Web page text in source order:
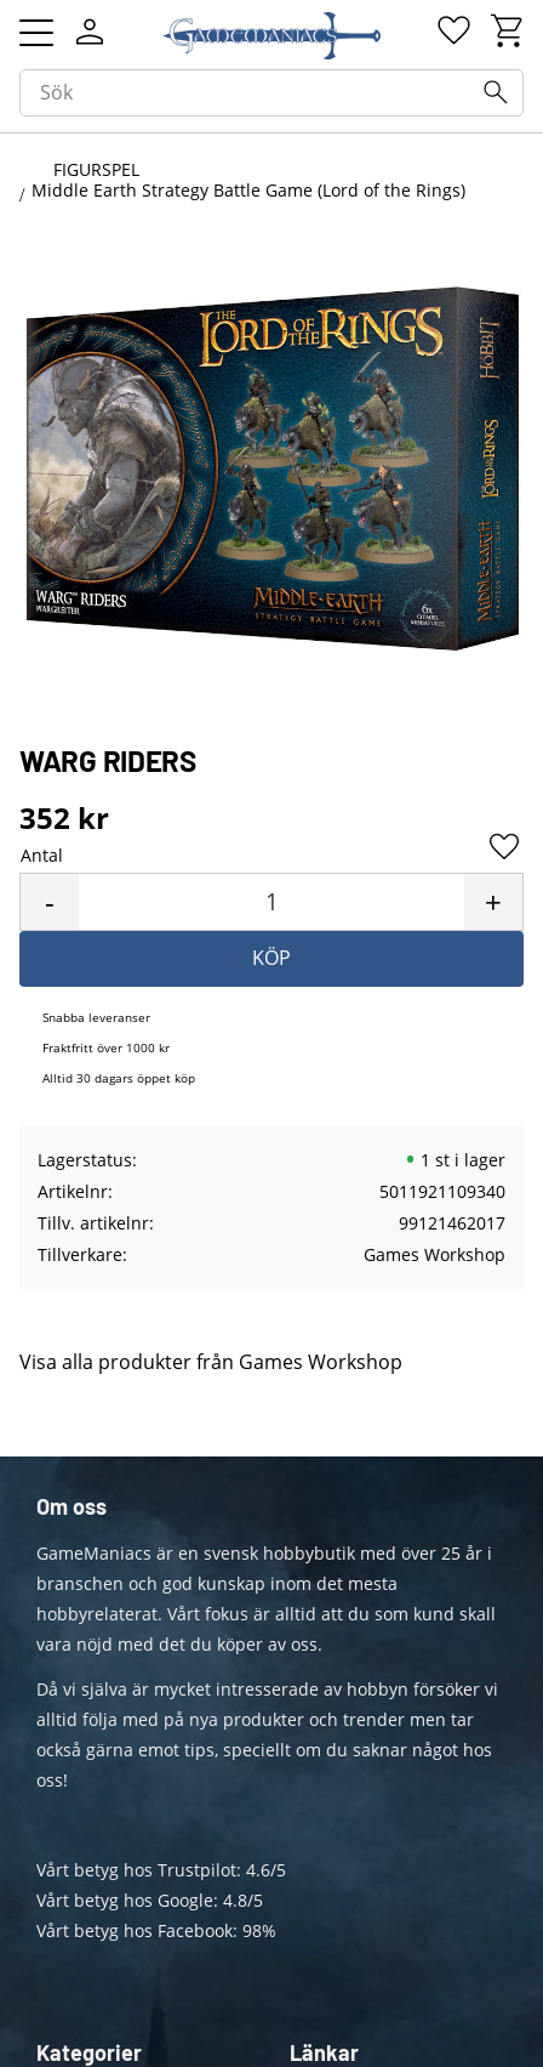
Meny
FIGURSPEL
Middle Earth Strategy Battle Game (Lord of the Rings)
WARG RIDERS
352 kr
Antal
+
-
KÖP
Snabba leveranser
Fraktfritt över 1000 kr
Alltid 30 dagars öppet köp
Lagerstatus
1 st i lager
Artikelnr
5011921109340
Tillv. artikelnr
99121462017
Tillverkare
Games Workshop
Visa alla produkter från Games Workshop
Om oss
GameManiacs är en svensk hobbybutik med över 25 år i
branschen och god kunskap inom det mesta
hobbyrelaterat. Vårt fokus är alltid att du som kund skall
vara nöjd med det du köper av oss.
Då vi själva är mycket intresserade av hobbyn försöker vi
alltid följa med på nya produkter och trender men tar
också gärna emot tips, speciellt om du saknar något hos
oss!
Vårt betyg hos Trustpilot: 4.6/5
Vårt betyg hos Google: 4.8/5
Vårt betyg hos Facebook: 98%
Kategorier Länkar